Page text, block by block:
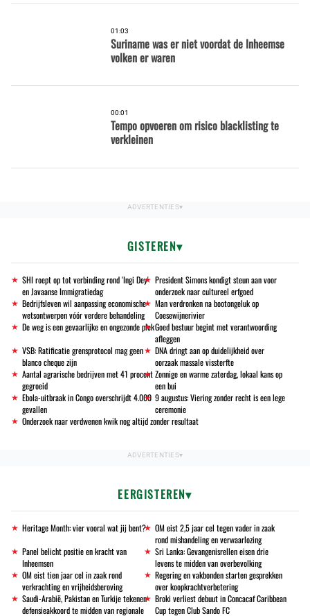
01:03
Suriname was er niet voordat de Inheemse
volken er waren
00:01
Tempo opvoeren om risico blacklisting te
verkleinen
GISTEREN
SHI roept op tot verbinding rond 'Ingi Dey'
en Javaanse Immigratiedag
President Simons kondigt steun aan voor
onderzoek naar cultureel erfgoed
Bedrijfsleven wil aanpassing economische
wetsontwerpen vóór verdere behandeling
Man verdronken na bootongeluk op
Coesewijnerivier
De weg is een gevaarlijke en ongezonde plekGoed bestuur begint met verantwoording
afleggen
VSB: Ratificatie grensprotocol mag geen
blanco cheque zijn
DNA dringt aan op duidelijkheid over
oorzaak massale vissterfte
Aantal agrarische bedrijven met 41 procent
gegroeid
Zonnige en warme zaterdag, lokaal kans op
een bui
Ebola-uitbraak in Congo overschrijdt 4.000
gevallen
9 augustus: Viering zonder recht is een lege
ceremonie
Onderzoek naar verdwenen kwik nog altijd zonder resultaat
EERGISTEREN
Heritage Month: vier vooral wat jij bent?
OM eist 2,5 jaar cel tegen vader in zaak
rond mishandeling en verwaarlozing
Panel belicht positie en kracht van
Inheemsen
Sri Lanka: Gevangenisrellen eisen drie
levens te midden van overbevolking
OM eist tien jaar cel in zaak rond
verkrachting en vrijheidsberoving
Regering en vakbonden starten gesprekken
over koopkrachtverbetering
Saudi-Arabië, Pakistan en Turkije tekenen
defensieakkoord te midden van regionale
Broki verliest debuut in Concacaf Caribbean
Cup tegen Club Sando FC